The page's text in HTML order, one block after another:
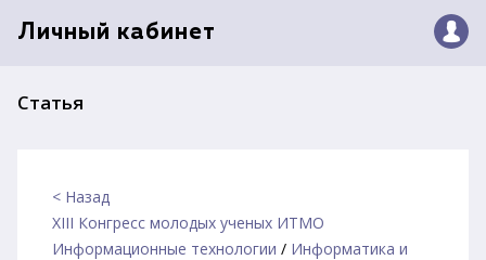
Личный кабинет
Статья
< Назад
XIII Конгресс молодых ученых ИТМО
Информационные технологии / Информатика и